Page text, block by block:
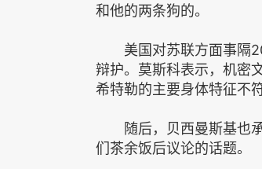
和他的两条狗的。
美国对苏联方面事隔20
辩护。莫斯科表示，机密
希特勒的主要身体特征不
随后，贝西曼斯基也承
们茶余饭后议论的话题。